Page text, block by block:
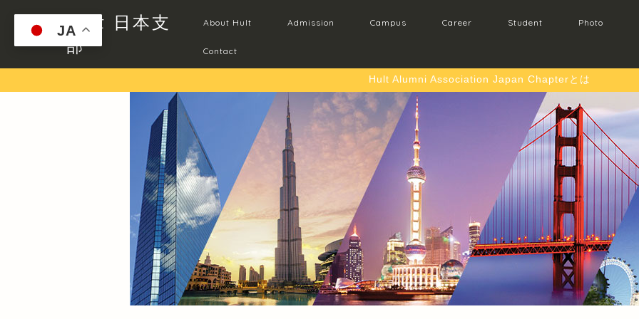
Hult 日本支
部
About Hult Admission Campus Career Student Photo
Contact
Hult Alumni Association Japan Chapterとは
JA